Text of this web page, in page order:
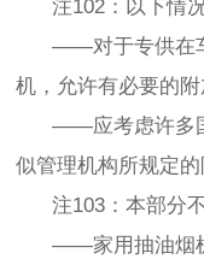
注102：以下情况
——对于专供在车
机，允许有必要的附
——应考虑许多国
似管理机构所规定
注103：本部分不
——家用抽油烟机